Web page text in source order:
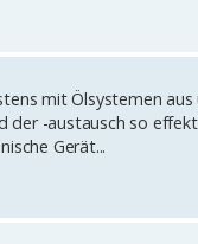
mit Ölsystemen
der -austausch so
Gerät...